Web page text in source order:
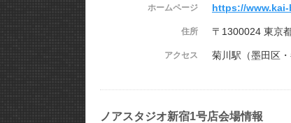
ホームページ https://
住所 〒1300024 東京
アクセス 菊川駅（墨田区
ノアスタジオ新宿1号店会場情報